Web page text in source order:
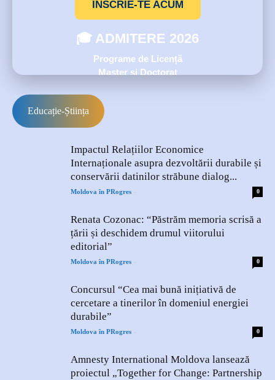
ÎNSCRIE-TE ACUM
🎓 ADMITERE 2026
Programe de Licență
Master și Doctorat
Educație-Știința
Impactul Relațiilor Economice
Internaționale asupra dezvoltării durabile și
conservării datinilor străbune dialog...
Moldova în PRogres - 0
Renata Cozonac: “Păstrăm memoria scrisă a
țării și deschidem drumul viitorului
editorial”
Moldova în PRogres - 0
Concursul “Cea mai bună inițiativă de
cercetare a tinerilor în domeniul energiei
durabile”
Moldova în PRogres - 0
Amnesty International Moldova lansează
proiectul „Together for Change: Partnership